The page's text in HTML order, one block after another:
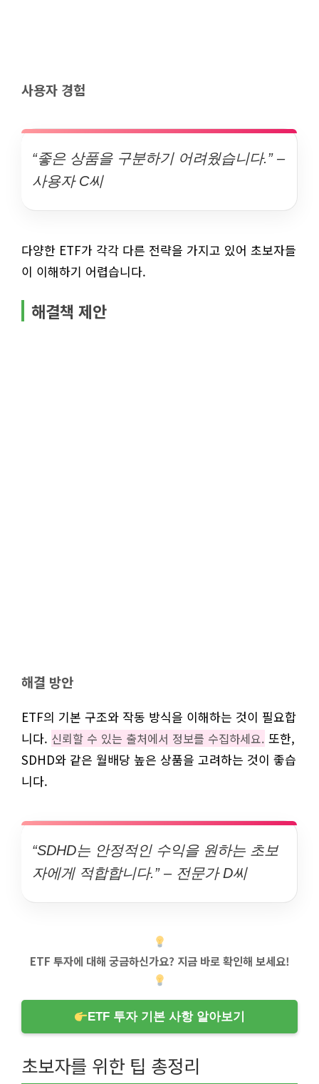
사용자 경험
“좋은 상품을 구분하기 어려웠습니다.” –
사용자 C씨
다양한 ETF가 각각 다른 전략을 가지고 있어 초보자들
이 이해하기 어렵습니다.
해결책 제안
해결 방안
ETF의 기본 구조와 작동 방식을 이해하는 것이 필요합
니다. 신뢰할 수 있는 출처에서 정보를 수집하세요. 또한,
SDHD와 같은 월배당 높은 상품을 고려하는 것이 좋습
니다.
“SDHD는 안정적인 수익을 원하는 초보
자에게 적합합니다.” – 전문가 D씨
ETF 투자에 대해 궁금하신가요? 지금 바로 확인해 보세요!
ETF 투자 기본 사항 알아보기
초보자를 위한 팁 총정리